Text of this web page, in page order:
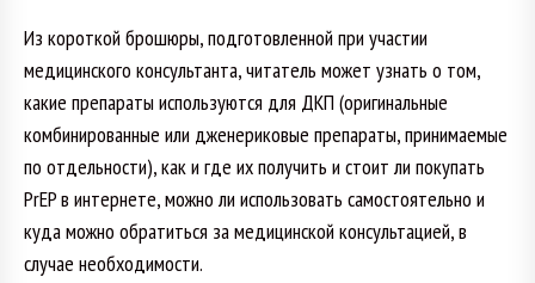
Из короткой брошюры, подготовленной при участии
медицинского консультанта, читатель может узнать о том,
какие препараты используются для ДКП (оригинальные
комбинированные или дженериковые препараты, принимаемые
по отдельности), как и где их получить и стоит ли покупать
PrEP в интернете, можно ли использовать самостоятельно и
куда можно обратиться за медицинской консультацией, в
случае необходимости.